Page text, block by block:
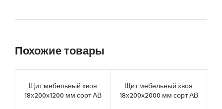
Похожие товары
Щит мебельный хвоя
18х200х1200 мм сорт АВ
Щит мебельный хвоя
18х200х2000 мм сорт АВ